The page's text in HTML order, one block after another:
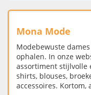
Mona Mode
Modebewuste
ophalen. In onze
assortiment stijlvolle
shirts, blouses,
accessoires. Kortom,